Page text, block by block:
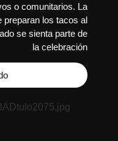
o comunitarios. La
preparan los tacos al
se sienta parte de
la celebración